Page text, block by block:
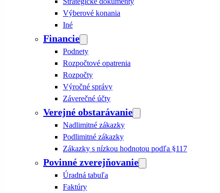
Výberové konania
Iné
Financie
Podnety
Rozpočtové opatrenia
Rozpočty
Výročné správy
Záverečné účty
Verejné obstarávanie
Nadlimitné zákazky
Podlimitné zákazky
Zákazky s nízkou hodnotou podľa §117
Povinné zverejňovanie
Úradná tabuľa
Faktúry